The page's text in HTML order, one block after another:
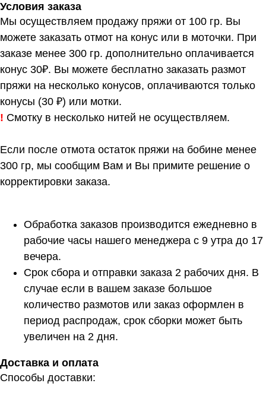
Условия заказа
Мы осуществляем продажу пряжи от 100 гр. Вы
можете заказать отмот на конус или в моточки. При
заказе менее 300 гр. дополнительно оплачивается
конус 30₽. Вы можете бесплатно заказать размот
пряжи на несколько конусов, оплачиваются только
конусы (30 ₽) или мотки.
! Смотку в несколько нитей не осуществляем.
Если после отмота остаток пряжи на бобине менее
300 гр, мы сообщим Вам и Вы примите решение о
корректировки заказа.
Обработка заказов производится ежедневно в
рабочие часы нашего менеджера с 9 утра до 17
вечера.
Срок сбора и отправки заказа 2 рабочих дня. В
случае если в вашем заказе большое
количество размотов или заказ оформлен в
период распродаж, срок сборки может быть
увеличен на 2 дня.
Доставка и оплата
Способы доставки: